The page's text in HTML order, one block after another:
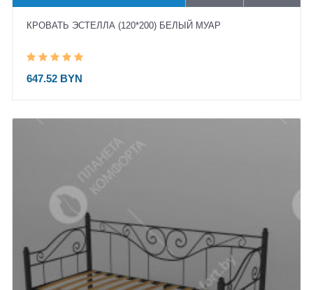
КРОВАТЬ ЭСТЕЛЛА (120*200) БЕЛЫЙ МУАР
647.52 BYN